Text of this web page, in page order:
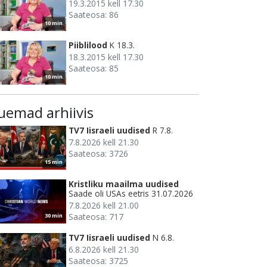
10 min
19.3.2015 kell 17.30
Saateosa: 86
10 min
Piiblilood K 18.3.
18.3.2015 kell 17.30
Saateosa: 85
arhiivis
15 min
TV7 Iisraeli uudised R 7.8.
7.8.2026 kell 21.30
Saateosa: 3726
30 min
Kristliku maailma uudised
Saade oli USAs eetris 31.07.2026
7.8.2026 kell 21.00
Saateosa: 717
TV7 Iisraeli uudised N 6.8.
6.8.2026 kell 21.30
Saateosa: 3725